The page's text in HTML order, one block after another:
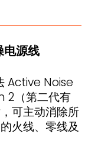
电源线
Active Noise
（第二代有
可主动消除所
火线、零线及